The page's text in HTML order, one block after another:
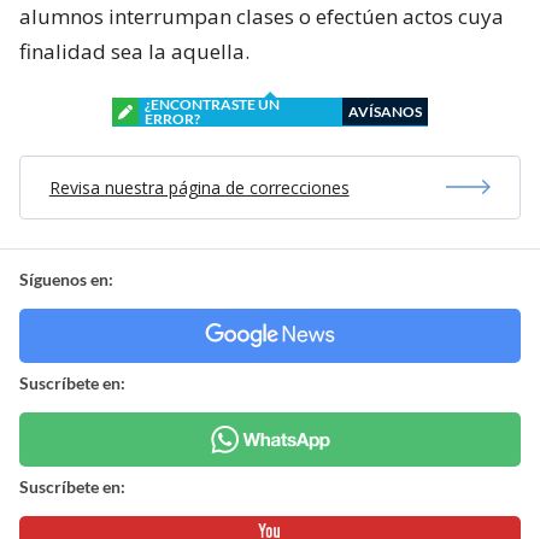
alumnos interrumpan clases o efectúen actos cuya
finalidad sea la aquella.
¿ENCONTRASTE UN
ERROR?
AVÍSANOS
Revisa nuestra página de correcciones
Síguenos en:
Suscríbete en:
Suscríbete en: